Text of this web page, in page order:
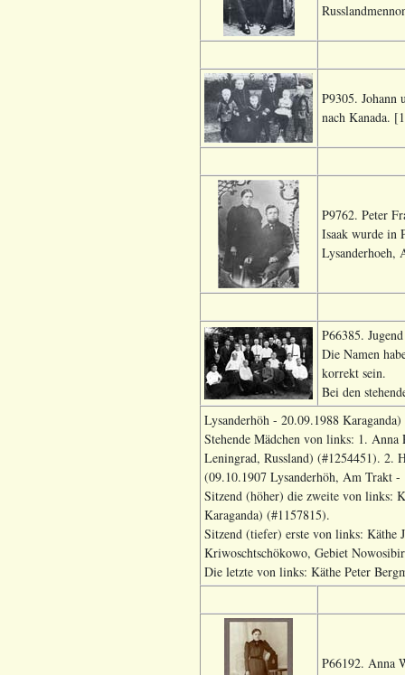
P9305.
nach Kanada.
P9762. Peter
Isaak wurde in
P66385.
Die Namen
korrekt sein.
Bei den
Lysanderhöh - 20.09.1988
Stehende Mädchen von links: 1.
Leningrad, Russland) (#1254451). 2.
(09.10.1907 Lysanderhöh, Am Trakt
Sitzend (höher) die zweite von links:
Karaganda) (#1157815).
Sitzend (tiefer) erste von links: Käthe
Kriwoschtschökowo, Gebiet
Die letzte von links: Käthe Peter
P66192. Anna